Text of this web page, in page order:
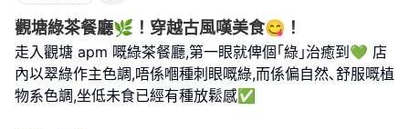
觀塘綠茶餐廳🌿！穿越古風嘆美食😋！
走入觀塘 apm 嘅綠茶餐廳,第一眼就俾個｢綠｣治癒到💚 店
內以翠綠作主色調,唔係嗰種刺眼嘅綠,而係偏自然､舒服嘅植
物系色調,坐低未食已經有種放鬆感✅